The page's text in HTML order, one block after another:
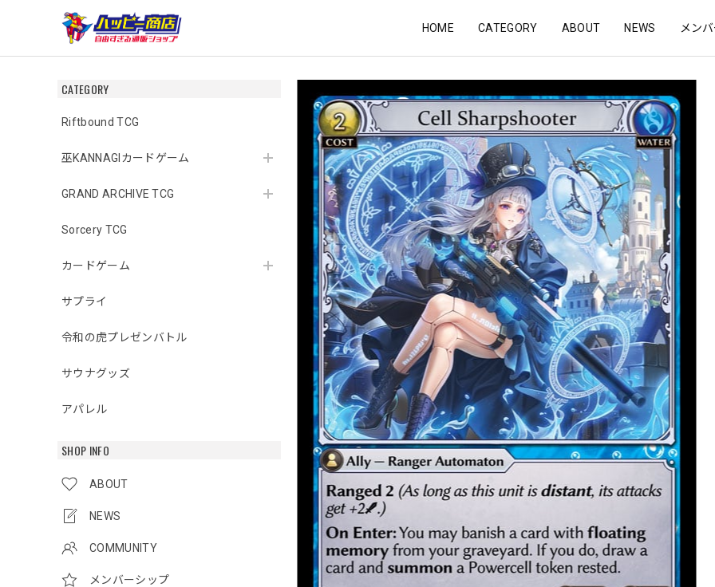
HOME CATEGORY ABOUT NEWS メン
CATEGORY
Riftbound TCG
巫KANNAGIカードゲーム
GRAND ARCHIVE TCG
Sorcery TCG
カードゲーム
サプライ
令和の虎プレゼンバトル
サウナグッズ
アパレル
SHOP INFO
ABOUT
NEWS
COMMUNITY
メンバーシップ